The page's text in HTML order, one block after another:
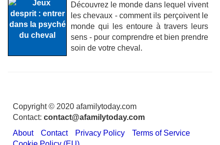
Découvrez le monde dans lequel vivent
les chevaux - comment ils perçoivent le
monde qui les entoure à travers leurs
sens - pour comprendre et bien prendre
soin de votre cheval.
Copyright © 2020 afamilytoday.com
Contact: contact@afamilytoday.com
About
Contact Privacy Policy
Terms of Service